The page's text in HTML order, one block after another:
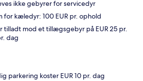
ikke gebyrer for servicedyr
for kæledyr: 100 EUR pr. ophold
tilladt mod et tillægsgebyr på EUR 25 pr.
dag
parkering koster EUR 10 pr. dag